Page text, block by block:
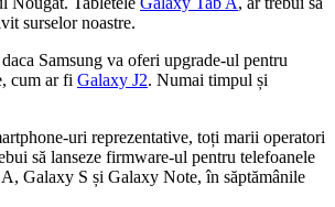
surselor noastre.
Samsung va oferi upgrade-ul pentru
cum ar fi Galaxy J2. Numai timpul și
uri reprezentative, toți marii operatori
să lanseze firmware-ul pentru telefoanele
Galaxy S și Galaxy Note, în săptămânile